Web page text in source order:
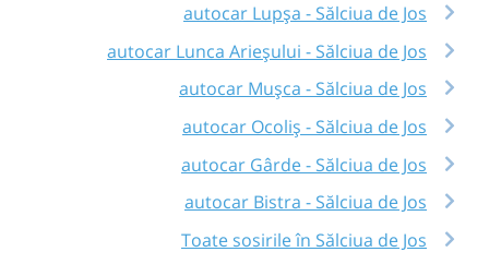
autocar Lupșa - Sălciua de Jos
autocar Lunca Arieșului - Sălciua de Jos
autocar Mușca - Sălciua de Jos
autocar Ocoliș - Sălciua de Jos
autocar Gârde - Sălciua de Jos
autocar Bistra - Sălciua de Jos
Toate sosirile în Sălciua de Jos